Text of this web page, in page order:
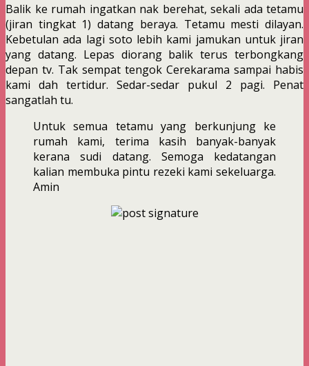
Balik ke rumah ingatkan nak berehat, sekali ada tetamu
(jiran tingkat 1) datang beraya. Tetamu mesti dilayan.
Kebetulan ada lagi soto lebih kami jamukan untuk jiran
yang datang. Lepas diorang balik terus terbongkang
depan tv. Tak sempat tengok Cerekarama sampai habis
kami dah tertidur. Sedar-sedar pukul 2 pagi. Penat
sangatlah tu.
Untuk semua tetamu yang berkunjung ke
rumah kami, terima kasih banyak-banyak
kerana sudi datang. Semoga kedatangan
kalian membuka pintu rezeki kami sekeluarga.
Amin